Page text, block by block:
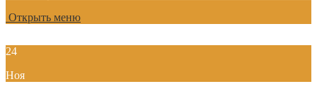
Открыть меню
24
Ноя